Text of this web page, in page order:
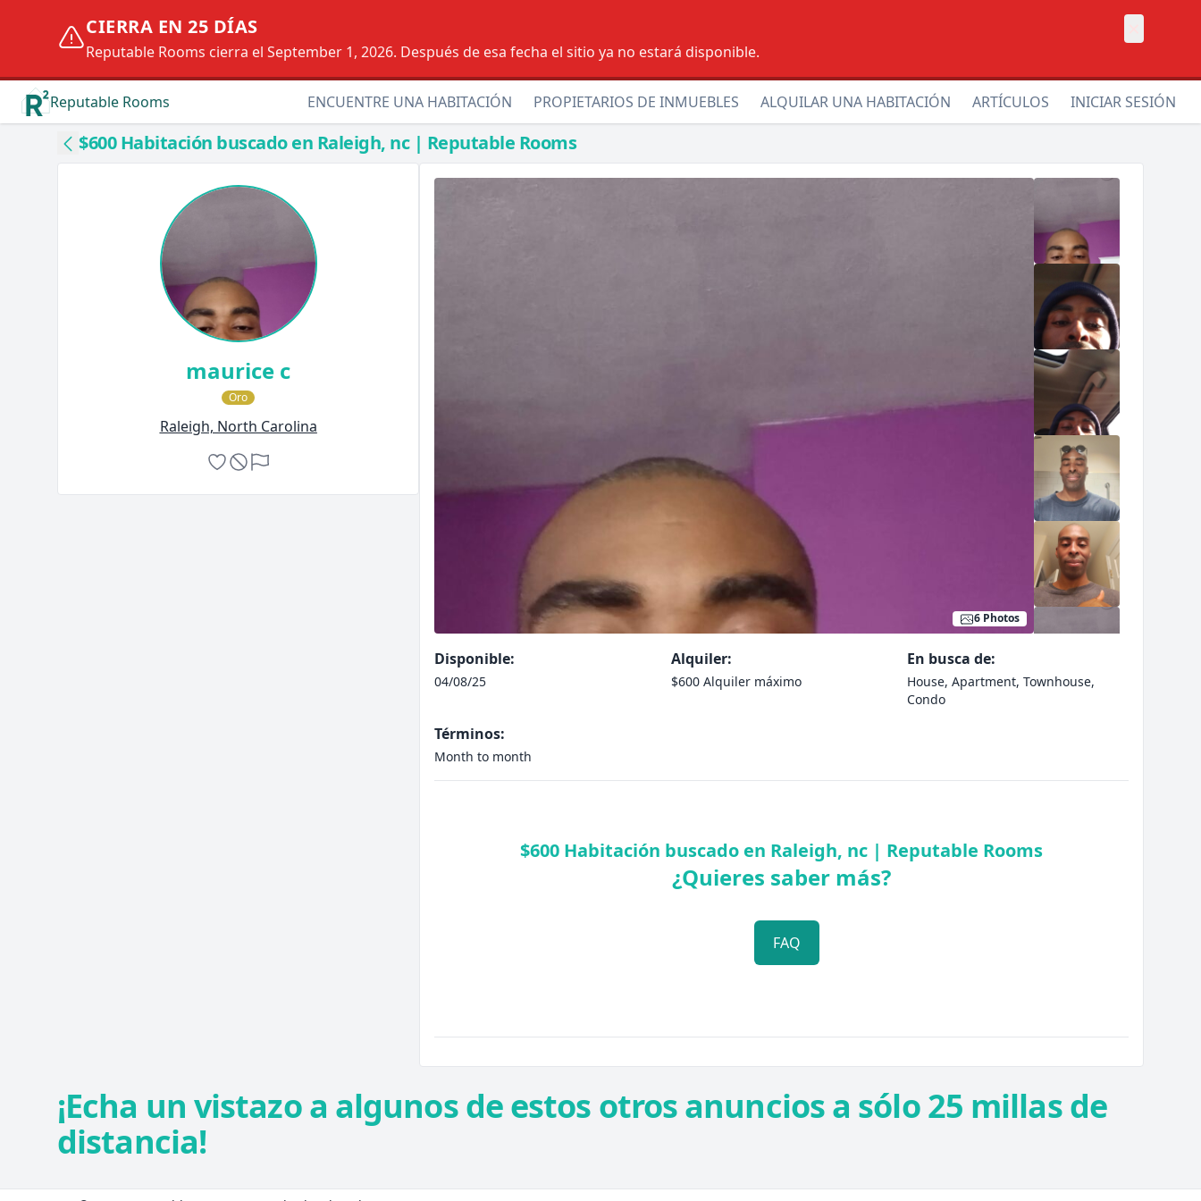
CIERRA EN 25 DÍAS
Reputable Rooms cierra el September 1, 2026. Después de esa fecha el sitio ya no estará disponible.
Reputable Rooms ENCUENTRE UNA HABITACIÓN PROPIETARIOS DE INMUEBLES ALQUILAR UNA HABITACIÓN ARTÍCULOS INICIAR SESIÓN
$600 Habitación buscado en Raleigh, nc | Reputable Rooms
maurice c
Oro
Raleigh, North Carolina
6 Photos
Disponible:
04/08/25
Alquiler:
$600 Alquiler máximo
En busca de:
House, Apartment, Townhouse,
Condo
Términos:
Month to month
$600 Habitación buscado en Raleigh, nc | Reputable Rooms
¿Quieres saber más?
FAQ
¡Echa un vistazo a algunos de estos otros anuncios a sólo 25 millas de
distancia!